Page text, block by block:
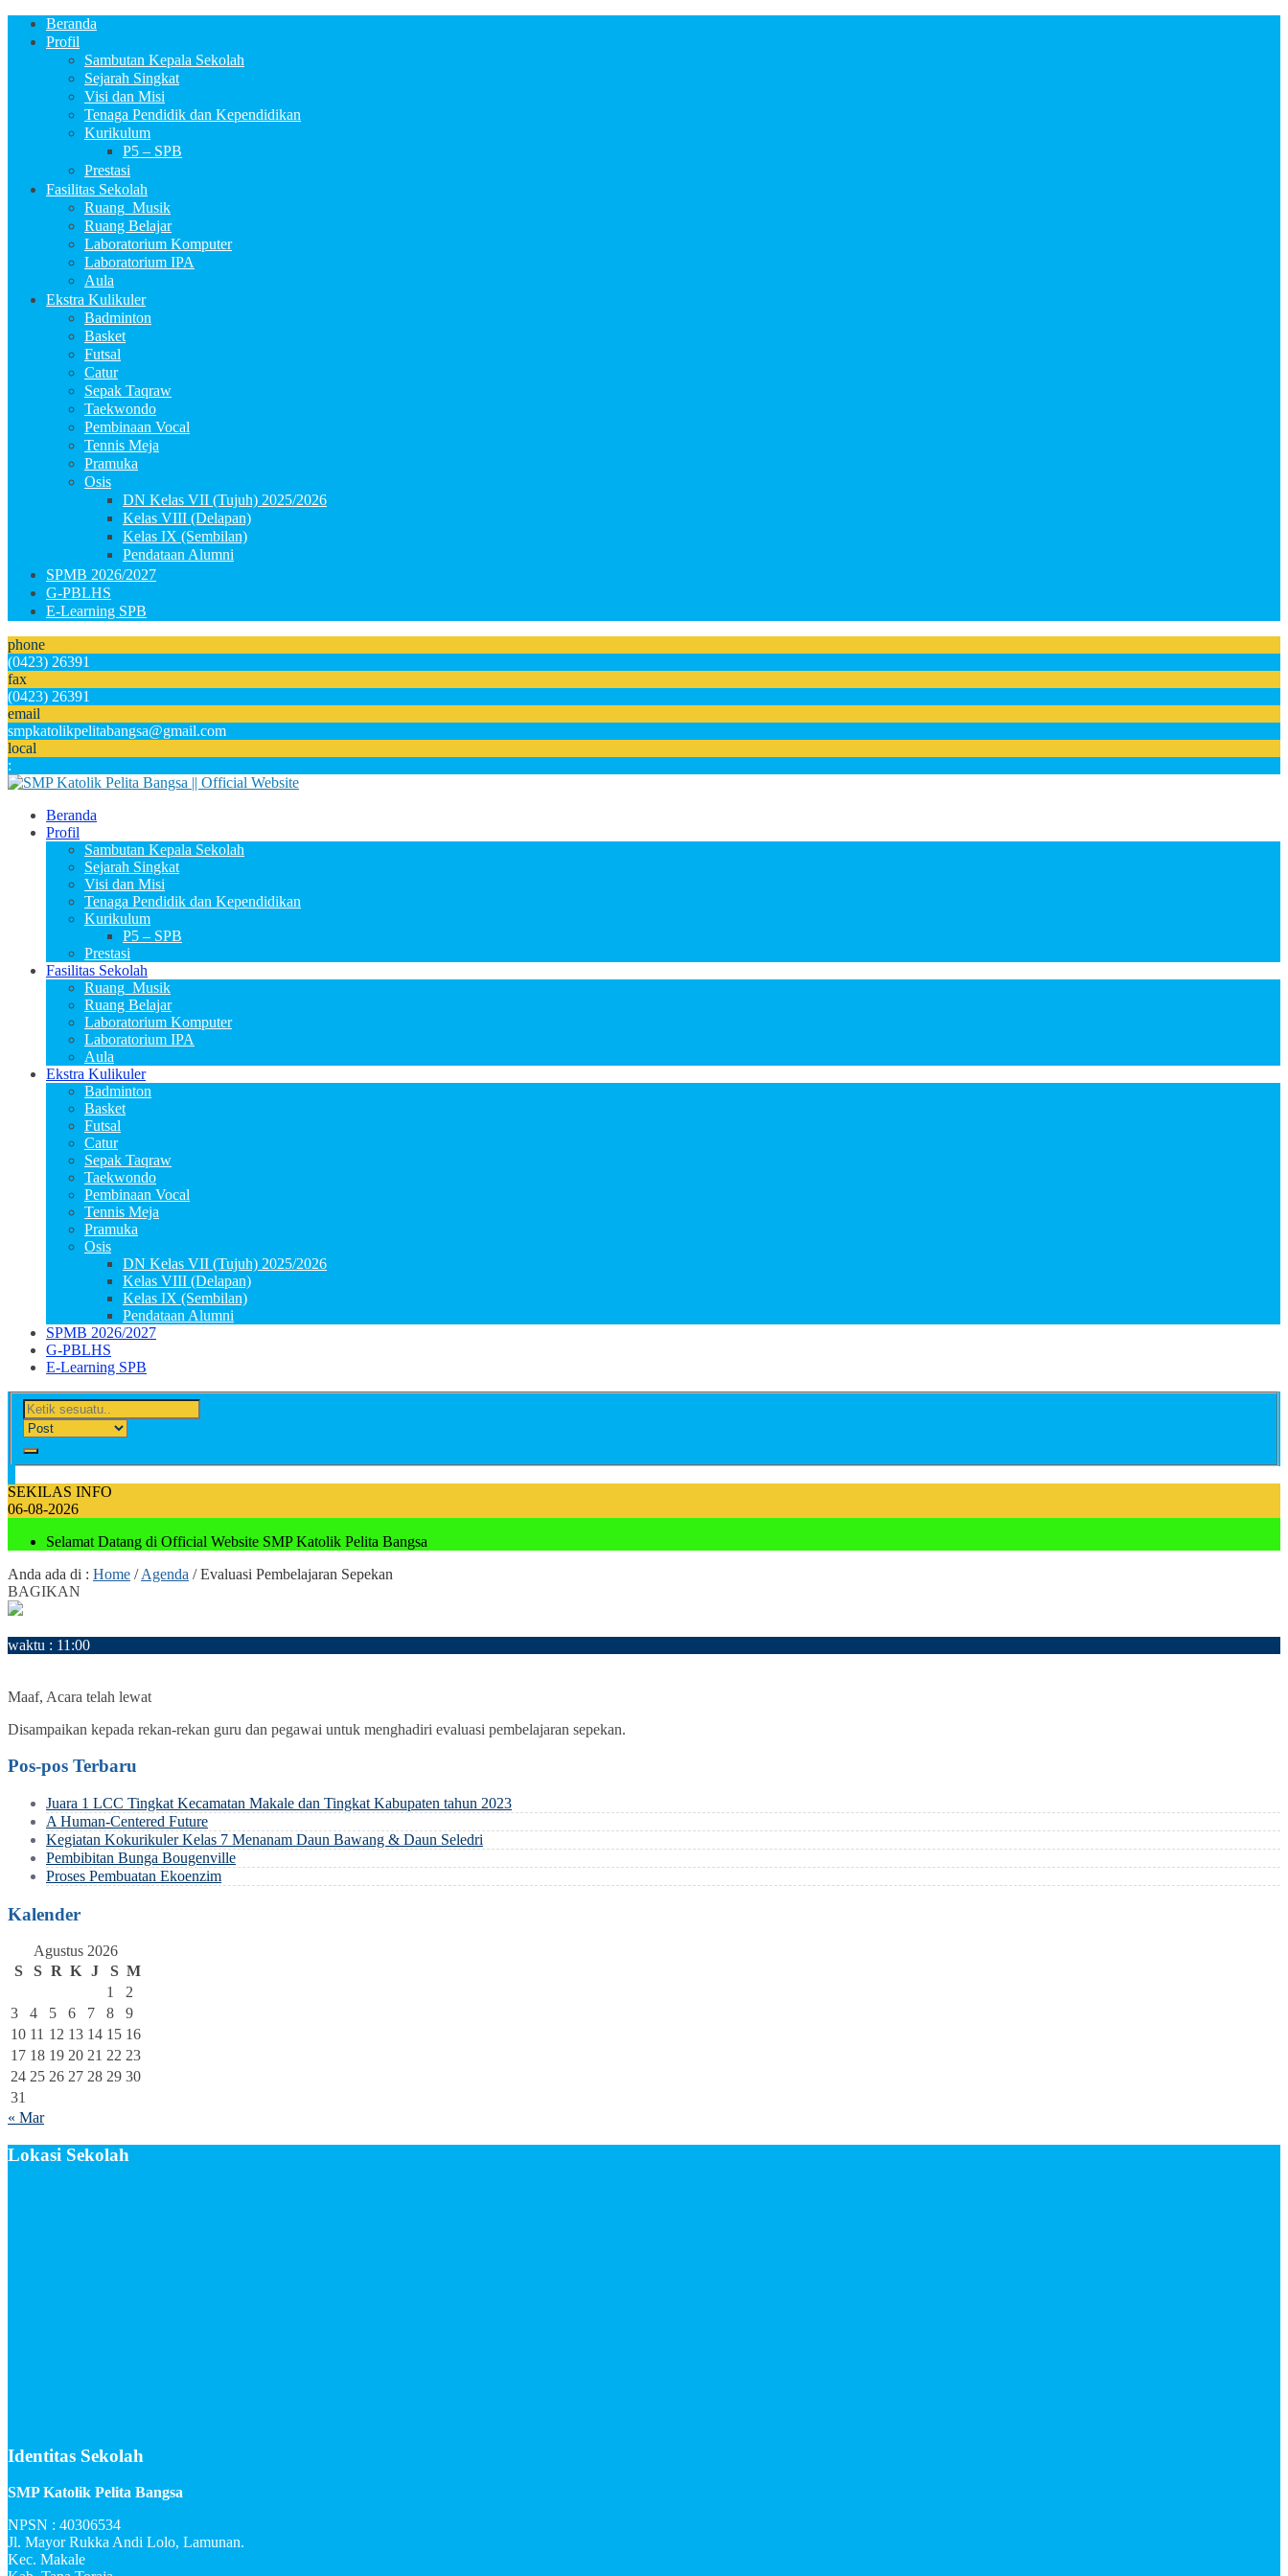
Beranda
Profil
Sambutan Kepala Sekolah
Sejarah Singkat
Visi dan Misi
Tenaga Pendidik dan Kependidikan
Kurikulum
P5 – SPB
Prestasi
Fasilitas Sekolah
Ruang_Musik
Ruang Belajar
Laboratorium Komputer
Laboratorium IPA
Aula
Ekstra Kulikuler
Badminton
Basket
Futsal
Catur
Sepak Taqraw
Taekwondo
Pembinaan Vocal
Tennis Meja
Pramuka
Osis
DN Kelas VII (Tujuh) 2025/2026
Kelas VIII (Delapan)
Kelas IX (Sembilan)
Pendataan Alumni
SPMB 2026/2027
G-PBLHS
E-Learning SPB
phone
(0423) 26391
fax
(0423) 26391
email
smpkatolikpelitabangsa@gmail.com
local
:
Beranda
Profil
Sambutan Kepala Sekolah
Sejarah Singkat
Visi dan Misi
Tenaga Pendidik dan Kependidikan
Kurikulum
P5 – SPB
Prestasi
Fasilitas Sekolah
Ruang_Musik
Ruang Belajar
Laboratorium Komputer
Laboratorium IPA
Aula
Ekstra Kulikuler
Badminton
Basket
Futsal
Catur
Sepak Taqraw
Taekwondo
Pembinaan Vocal
Tennis Meja
Pramuka
Osis
DN Kelas VII (Tujuh) 2025/2026
Kelas VIII (Delapan)
Kelas IX (Sembilan)
Pendataan Alumni
SPMB 2026/2027
G-PBLHS
E-Learning SPB
SEKILAS INFO
06-08-2026
Selamat Datang di Official Website SMP Katolik Pelita Bangsa
Anda ada di : Home /Agenda /Evaluasi Pembelajaran Sepekan
BAGIKAN
waktu : 11:00
Maaf, Acara telah lewat
Disampaikan kepada rekan-rekan guru dan pegawai untuk menghadiri evaluasi pembelajaran sepekan.
Pos-pos Terbaru
Juara 1 LCC Tingkat Kecamatan Makale dan Tingkat Kabupaten tahun 2023
A Human-Centered Future
Kegiatan Kokurikuler Kelas 7 Menanam Daun Bawang & Daun Seledri
Pembibitan Bunga Bougenville
Proses Pembuatan Ekoenzim
Kalender
Agustus 2026
S
S R K J S M
1
2
3
4 5 6 7 8
9
10 11 12 13 14 15 16
17 18 19 20 21 22 23
24 25 26 27 28 29 30
31
« Mar
Lokasi Sekolah
Identitas Sekolah
SMP Katolik Pelita Bangsa
NPSN : 40306534
Jl. Mayor Rukka Andi Lolo, Lamunan.
Kec. Makale